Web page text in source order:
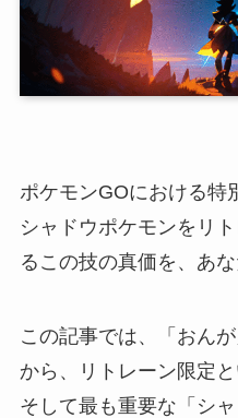
ポケモンGOにおける特
シャドウポケモンをリ
るこの技の真価を、あ
この記事では、「おん
から、リトレーン限定
そして最も重要な「シ